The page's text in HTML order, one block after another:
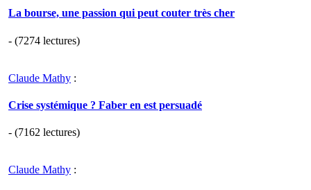
La bourse, une passion qui peut couter très cher
- (7274 lectures)
Claude Mathy :
Crise systémique ? Faber en est persuadé
- (7162 lectures)
Claude Mathy :